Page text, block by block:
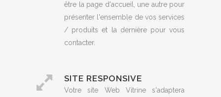
être la page d'accueil, une autre pour
présenter l'ensemble de vos services
/ produits et la dernière pour vous
contacter.
SITE RESPONSIVE
Votre site Web Vitrine s'adaptera